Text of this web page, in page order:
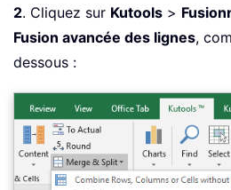
2. Cliquez sur Kutools >
Fusion avancée des lignes,
dessous :